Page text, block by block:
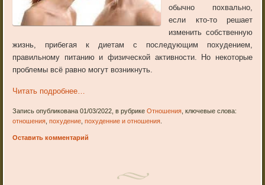
обычно похвально,
если кто-то решает
изменить собственную
жизнь, прибегая к диетам с последующим похудением,
правильному питанию и физической активности. Но некоторые
проблемы всё равно могут возникнуть.
Читать подробнее…
Запись опубликована 01/03/2022, в рубрикеОтношения , ключевые слова:
отношения ,похудение ,похуденние и отношения
Оставить комментарий